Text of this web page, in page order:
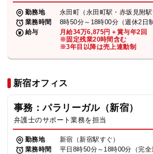
勤務地
永田町（永田町駅・赤坂見附駅
業務時間
8時50分～18時00分（週休2日制
給与
月給34万6,875円＋賞与年2回
※固定残業20時間含む
※3年目以降は売上連動制
新宿オフィス
事務：パラリーガル（新宿）
弁護士のサポート業務を担当
勤務地
新宿（新宿駅すぐ）
業務時間
平日8時50分～18時00分（完全
TikTok受賞 定義集 動画集